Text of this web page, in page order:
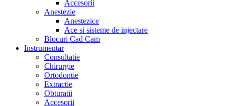
Accesorii
Anestezie
Anestezice
Ace si sisteme de injectare
Blocuri Cad Cam
Instrumentar
Consultatie
Chirurgie
Ortodontie
Extractie
Obturatii
Accesorii